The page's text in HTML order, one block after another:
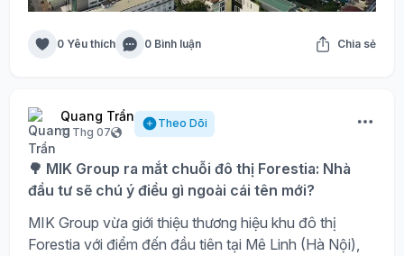
0 Yêu thích 0 Bình luận Chia sẻ
Quang Trần
11 Thg 07
Theo Dõi
🌳 MIK Group ra mắt chuỗi đô thị Forestia: Nhà
đầu tư sẽ chú ý điều gì ngoài cái tên mới?
MIK Group vừa giới thiệu thương hiệu khu đô thị
Forestia với điểm đến đầu tiên tại Mê Linh (Hà Nội),